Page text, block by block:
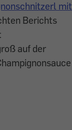
mit
Berichts
auf der